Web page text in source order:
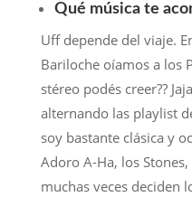
Qué música te
Uff depende del viaje.
Bariloche oíamos a los
stéreo podés creer??
alternando las playlist
soy bastante clásica y
Adoro A-Ha, los
muchas veces deciden